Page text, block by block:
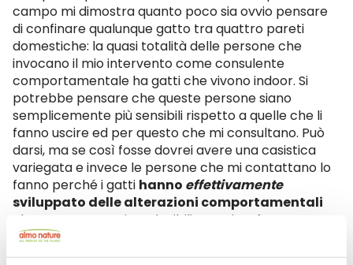
campo mi dimostra quanto poco sia ovvio pensare
di confinare qualunque gatto tra quattro pareti
domestiche: la quasi totalità delle persone che
invocano il mio intervento come consulente
comportamentale ha gatti che vivono indoor. Si
potrebbe pensare che queste persone siano
semplicemente più sensibili rispetto a quelle che li
fanno uscire ed per questo che mi consultano. Può
darsi, ma se così fosse dovrei avere una casistica
variegata e invece le persone che mi contattano lo
fanno perché i gatti hanno effettivamente
sviluppato delle alterazioni comportamentali
che sono spesso riconducibili proprio a forme
disfunzionali di adattamento al regime casalingo.
Qualcuno potrà dire che queste famiglienon si